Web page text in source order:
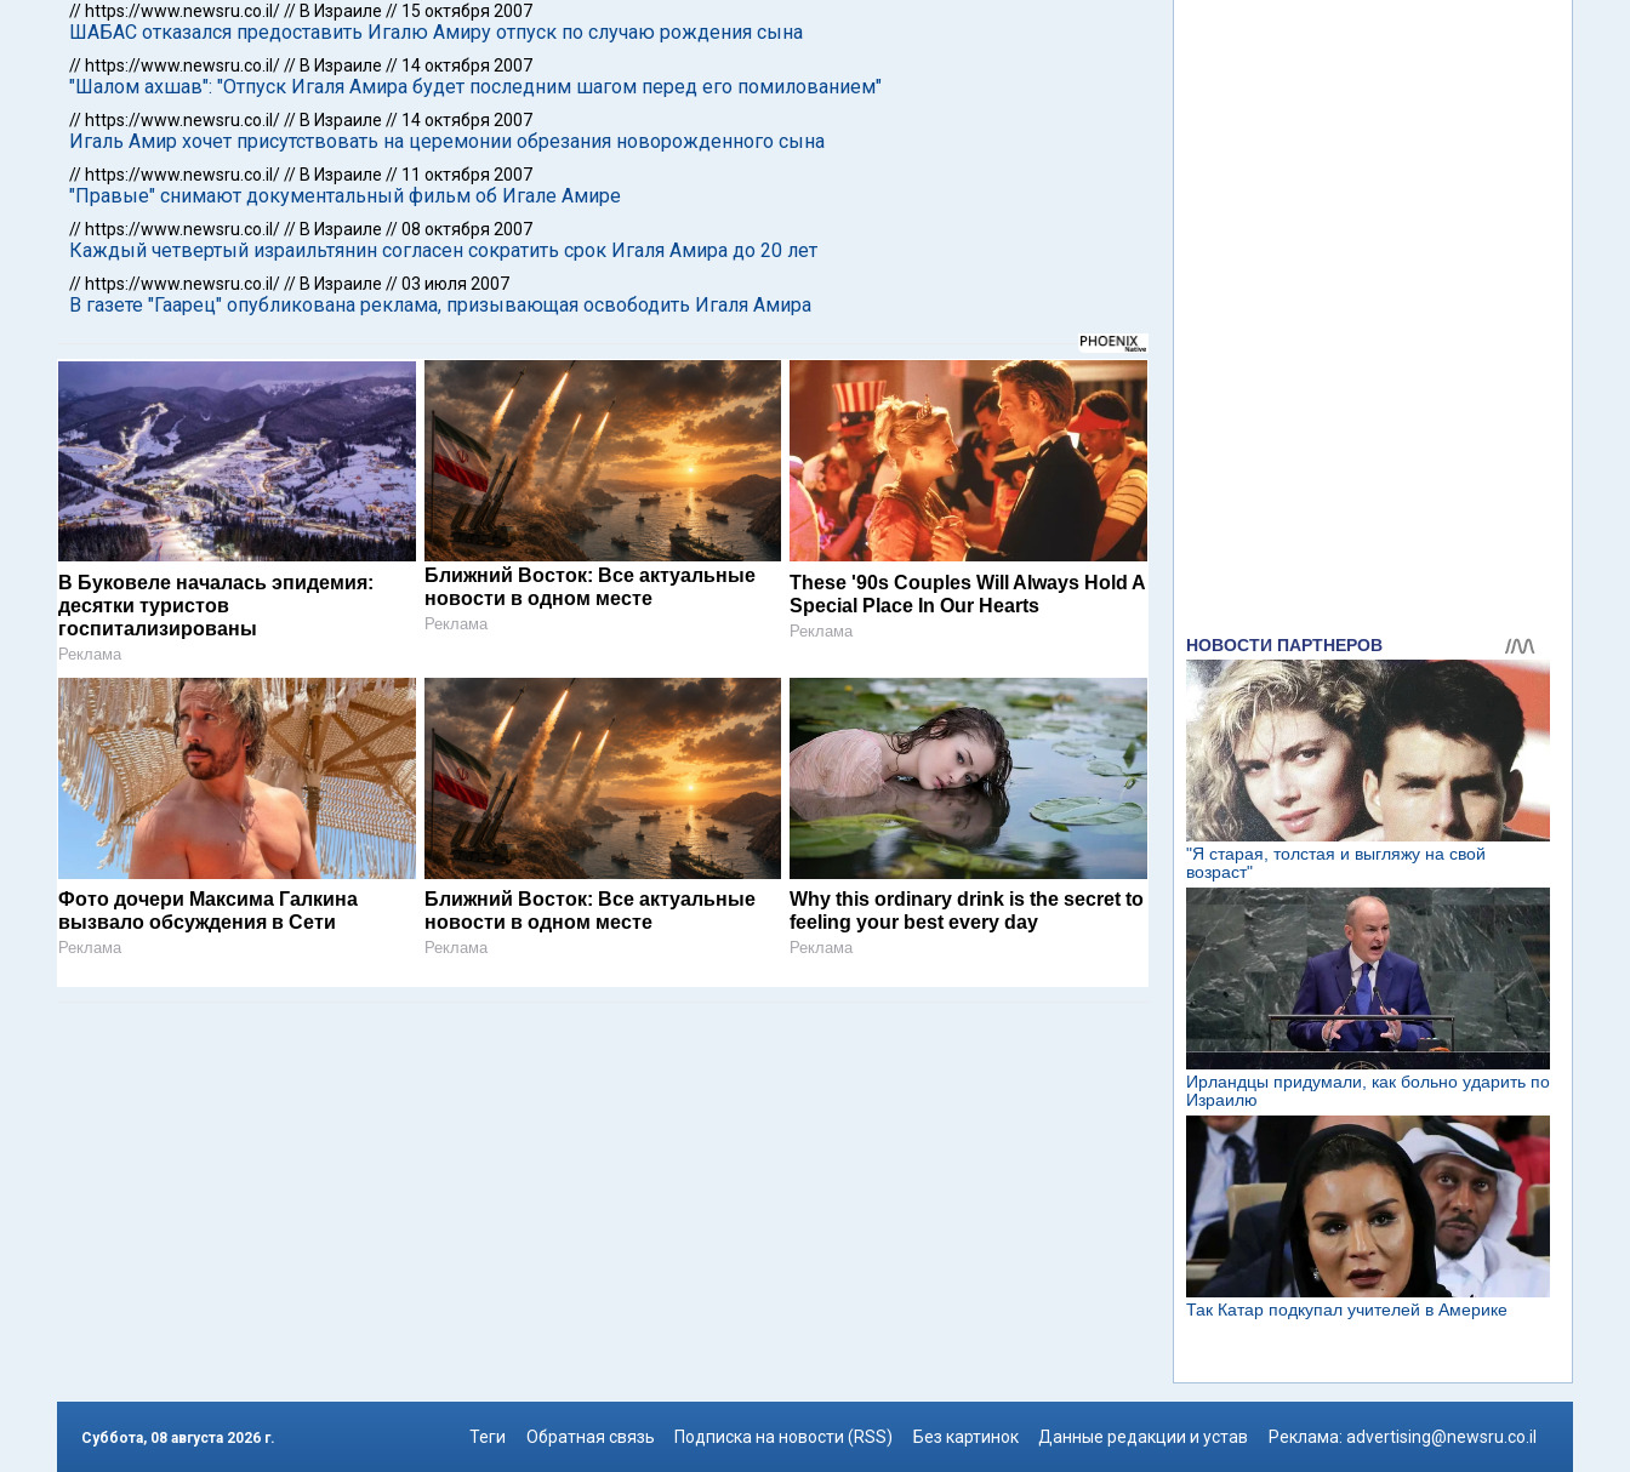
// https://www.newsru.co.il/// В Израиле // 15 октября 2007
ШАБАС отказался предоставить Игалю Амиру отпуск по случаю рождения сына
// https://www.newsru.co.il/// В Израиле // 14 октября 2007
"Шалом ахшав": "Отпуск Игаля Амира будет последним шагом перед его помилованием"
// https://www.newsru.co.il/// В Израиле // 14 октября 2007
Игаль Амир хочет присутствовать на церемонии обрезания новорожденного сына
// https://www.newsru.co.il/// В Израиле // 11 октября 2007
"Правые" снимают документальный фильм об Игале Амире
// https://www.newsru.co.il/// В Израиле //08 октября 2007
Каждый четвертый израильтянин согласен сократить срок Игаля Амира до 20 лет
// https://www.newsru.co.il/// В Израиле //03 июля 2007
В газете "Гаарец" опубликована реклама, призывающая освободить Игаля Амира
В Буковеле началась эпидемия:
десятки туристов
госпитализированы
Реклама
Ближний Восток: Все актуальные
новости в одном месте
Реклама
These '90s Couples Will Always Hold A
Special Place In Our Hearts
Реклама
Фото дочери Максима Галкина
вызвало обсуждения в Сети
Реклама
Ближний Восток: Все актуальные
новости в одном месте
Реклама
Why this ordinary drink is the secret to
feeling your best every day
Реклама
Суббота, 08 августа 2026 г. Теги Обратная связь Подписка на новости (RSS) Без картинок Данные редакции и устав Реклама: advertising@newsru.co.il